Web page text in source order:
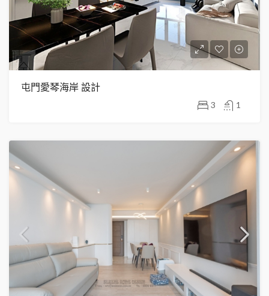
屯門愛琴海岸 設計
3 1